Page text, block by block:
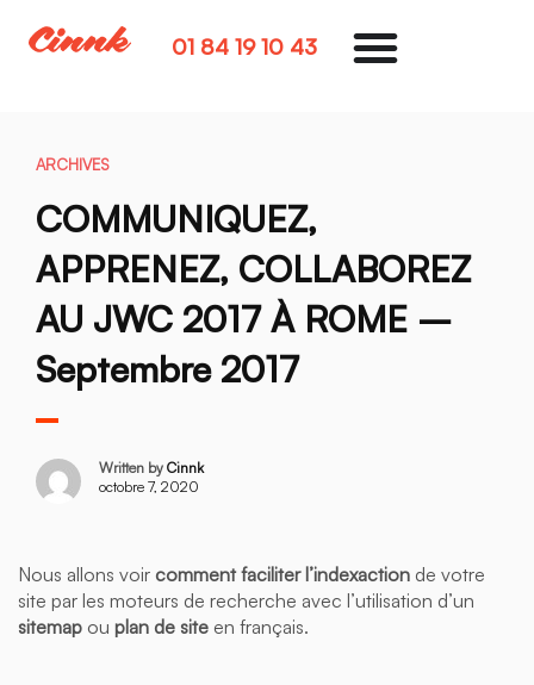
01 84 19 10 43
ARCHIVES
COMMUNIQUEZ,
APPRENEZ, COLLABOREZ
AU JWC 2017 À ROME –
Septembre 2017
Written by Cinnk
octobre 7, 2020
Nous allons voir comment faciliter l’indexaction de votre
site par les moteurs de recherche avec l’utilisation d’un
sitemap ou plan de site en français.